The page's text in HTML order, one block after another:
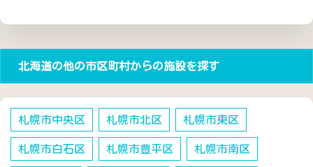
北海道の他の市区町村からの施設を探す
札幌市中央区 札幌市北区 札幌市東区
札幌市白石区 札幌市豊平区 札幌市南区